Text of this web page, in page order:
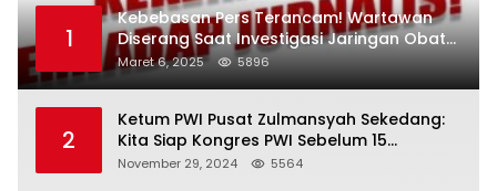
1
Kebebasan Pers Terancam! Wartawan
Diserang Saat Investigasi Jaringan Obat
Terlarang
Maret 6, 2025 5896
2
Ketum PWI Pusat Zulmansyah Sekedang:
Kita Siap Kongres PWI Sebelum 15
Desember 2024
November 29, 2024 5564